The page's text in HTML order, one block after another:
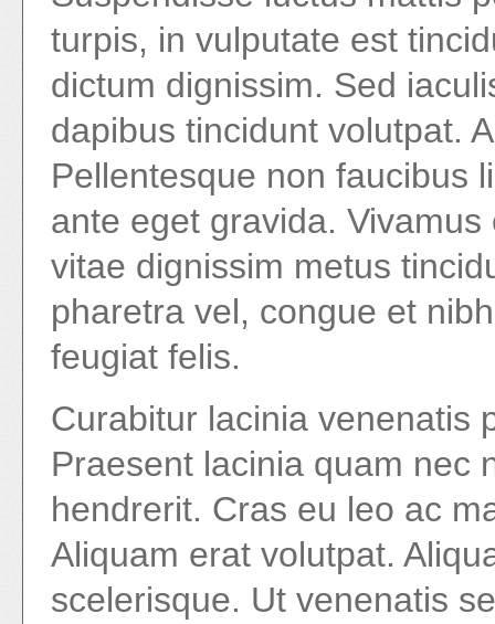
turpis, in vulputate est
dictum dignissim. Sed
dapibus tincidunt volutpat.
Pellentesque non faucibus
ante eget gravida.
vitae dignissim metus
pharetra vel, congue et
feugiat felis.
Curabitur lacinia venenatis
Praesent lacinia quam nec
hendrerit. Cras eu leo ac
Aliquam erat volutpat.
scelerisque. Ut venenatis